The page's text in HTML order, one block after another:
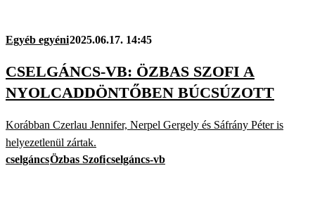
Egyéb egyéni2025.06.17. 14:45
CSELGÁNCS-VB: ÖZBAS SZOFI A
NYOLCADDÖNTŐBEN BÚCSÚZOTT
Korábban Czerlau Jennifer, Nerpel Gergely és Sáfrány Péter is
helyezetlenül zártak.
cselgáncsÖzbas Szoficselgáncs-vb